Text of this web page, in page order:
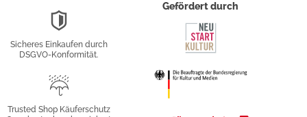
Sicheres Einkaufen durch
DSGVO-Konformität.
Trusted Shop Käuferschutz
Gefördert durch